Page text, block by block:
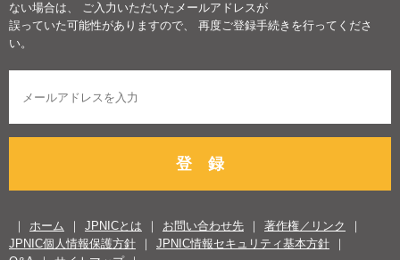
ない場合は、 ご入力いただいたメールアドレスが
誤っていた可能性がありますので、 再度ご登録手続きを行ってくださ
い。
登 録
ホーム JPNICとは お問い合わせ先
著作権／リンク
JPNIC個人情報保護方針
JPNIC情報セキュリティ基本方針